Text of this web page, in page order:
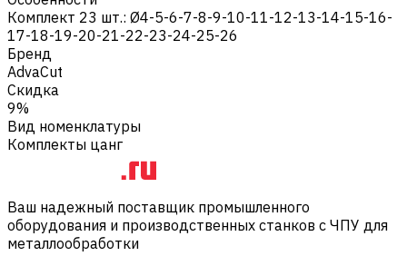
Комплект 23 шт.: Ø4-5-6-7-8-9-10-11-12-13-14-15-16-
17-18-19-20-21-22-23-24-25-26
Бренд
AdvaCut
Скидка
9%
Вид номенклатуры
Комплекты цанг
Ваш надежный поставщик промышленного
оборудования и производственных станков с ЧПУ для
металлообработки